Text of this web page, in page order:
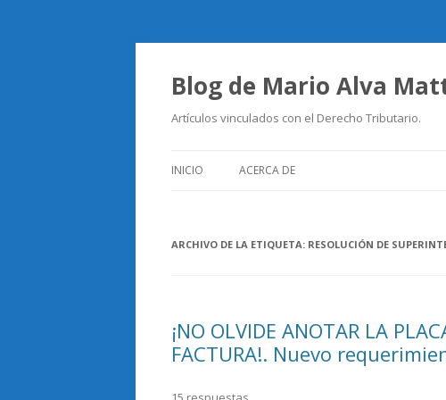
Blog de Mario Alva
Artículos vinculados con el Derecho Tributario.
INICIO ACERCA DE
ARCHIVO DE LA ETIQUETA: RESOLUCIÓN DE
¡NO OLVIDE ANOTAR LA
FACTURA!. Nuevo